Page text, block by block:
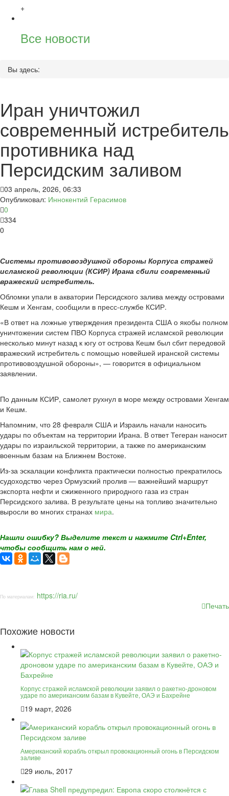
+
Все новости
Вы здесь:
Иран уничтожил
современный истребитель
противника над
Персидским заливом
03 апрель, 2026, 06:33
Опубликовал: Иннокентий Герасимов
0
334
0
Системы противовоздушной обороны Корпуса стражей
исламской революции (КСИР) Ирана сбили современный
вражеский истребитель.
Обломки упали в акватории Персидского залива между островами
Кешм и Хенгам, сообщили в пресс-службе КСИР.
«В ответ на ложные утверждения президента США о якобы полном
уничтожении систем ПВО Корпуса стражей исламской революции
несколько минут назад к югу от острова Кешм был сбит передовой
вражеский истребитель с помощью новейшей иранской системы
противовоздушной обороны», — говорится в официальном
заявлении.
По данным КСИР, самолет рухнул в море между островами Хенгам
и Кешм.
Напомним, что 28 февраля США и Израиль начали наносить
удары по объектам на территории Ирана. В ответ Тегеран наносит
удары по израильской территории, а также по американским
военным базам на Ближнем Востоке.
Из-за эскалации конфликта практически полностью прекратилось
судоходство через Ормузский пролив — важнейший маршрут
экспорта нефти и сжиженного природного газа из стран
Персидского залива. В результате цены на топливо значительно
выросли во многих странах мира.
Нашли ошибку? Выделите текст и нажмите Ctrl+Enter,
чтобы сообщить нам о ней.
По материалам: https://ria.ru/
Печать
Похожие новости
Корпус стражей исламской революции заявил о ракетно-дроновом
ударе по американским базам в Кувейте, ОАЭ и Бахрейне
19 март, 2026
Американский корабль открыл провокационный огонь в Персидском
заливе
29 июль, 2017